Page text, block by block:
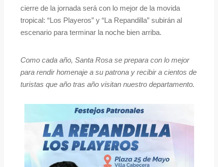
cierre de la jornada será con lo mejor de la movida
tropical: “Los Playeros” y “La Repandilla” subirán al
escenario para terminar la noche bien arriba.
Como cada año, Santa Rosa se prepara con lo mejor
para rendir homenaje a su patrona y recibir a cientos de
turistas que año tras año visitan nuestro departamento.